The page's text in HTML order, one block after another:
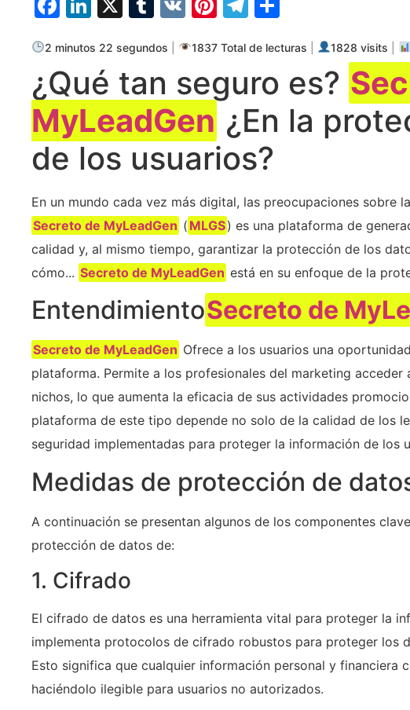
2 minutos 22 segundos 1837 Total de lecturas 1828 visits
¿Qué tan seguro es?
MyLeadGen ¿En la
de los usuarios?
En un mundo cada vez más digital, las preocupaciones sobre
Secreto de MyLeadGen ( MLGS) es una plataforma de
calidad y, al mismo tiempo, garantizar la protección de los
cómo... Secreto de MyLeadGen está en su enfoque de la
EntendimientoSecreto de
Secreto de MyLeadGen Ofrece a los usuarios una
plataforma. Permite a los profesionales del marketing
nichos, lo que aumenta la eficacia de sus actividades
plataforma de este tipo depende no solo de la calidad de los
seguridad implementadas para proteger la información de los
Medidas de protección de
A continuación se presentan algunos de los componentes
protección de datos de:
1. Cifrado
El cifrado de datos es una herramienta vital para proteger la
implementa protocolos de cifrado robustos para proteger los
Esto significa que cualquier información personal y financiera
haciéndolo ilegible para usuarios no autorizados.